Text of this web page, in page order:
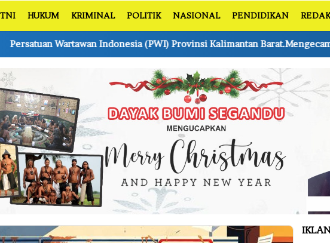
HUKUM KRIMINAL POLITIK NASIONAL PENDIDIKAN
(PWI) Provinsi Kalimantan Barat.Mengecam Keras Atas penyerangan